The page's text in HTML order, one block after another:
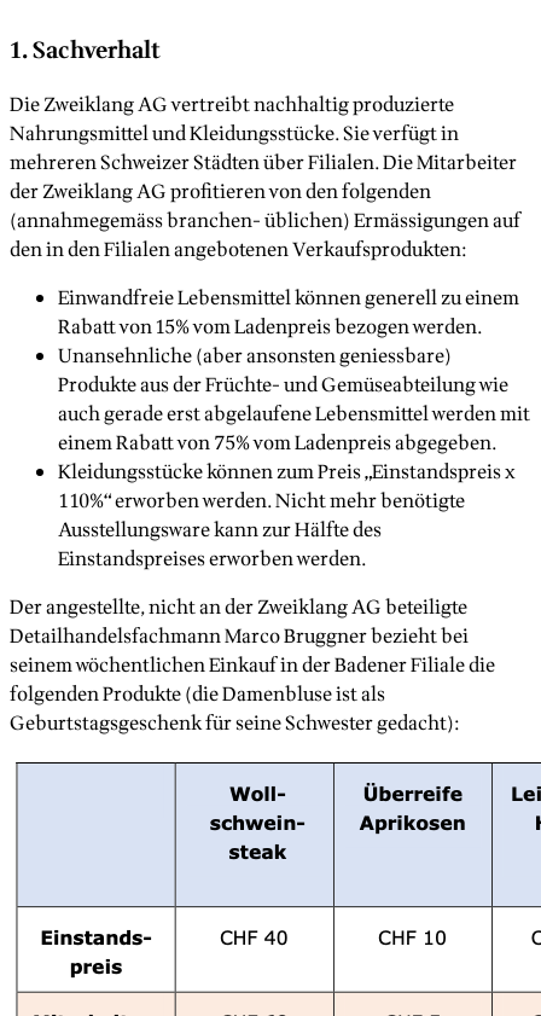
1. Sachverhalt
Die Zweiklang AG vertreibt nachhaltig produzierte
Nahrungsmittel und Kleidungsstücke. Sie verfügt in
mehreren Schweizer Städten über Filialen. Die Mitarbeiter
der Zweiklang AG profitieren von den folgenden
(annahmegemäss branchen- üblichen) Ermässigungen auf
den in den Filialen angebotenen Verkaufsprodukten:
Einwandfreie Lebensmittel können generell zu einem
Rabatt von 15% vom Ladenpreis bezogen werden.
Unansehnliche (aber ansonsten geniessbare)
Produkte aus der Früchte- und Gemüseabteilung wie
auch gerade erst abgelaufene Lebensmittel werden mit
einem Rabatt von 75% vom Ladenpreis abgegeben.
Kleidungsstücke können zum Preis „Einstandspreis x
110%“ erworben werden. Nicht mehr benötigte
Ausstellungsware kann zur Hälfte des
Einstandspreises erworben werden.
Der angestellte, nicht an der Zweiklang AG beteiligte
Detailhandelsfachmann Marco Bruggner bezieht bei
seinem wöchentlichen Einkauf in der Badener Filiale die
folgenden Produkte (die Damenbluse ist als
Geburtstagsgeschenk für seine Schwester gedacht):